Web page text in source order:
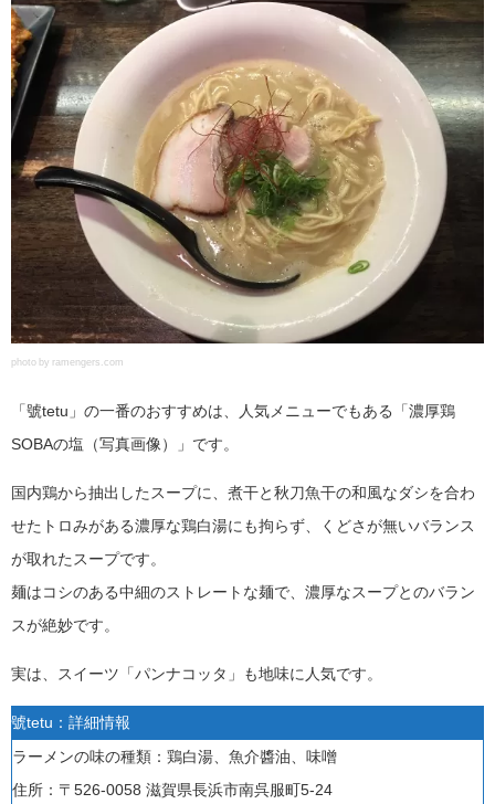
photo by ramengers.com
「號tetu」の一番のおすすめは、人気メニューでもある「濃厚鶏
SOBAの塩（写真画像）」です。
国内鶏から抽出したスープに、煮干と秋刀魚干の和風なダシを合わ
せたトロみがある濃厚な鶏白湯にも拘らず、くどさが無いバランス
が取れたスープです。
麺はコシのある中細のストレートな麺で、濃厚なスープとのバラン
スが絶妙です。
実は、スイーツ「パンナコッタ」も地味に人気です。
號tetu：詳細情報
ラーメンの味の種類：鶏白湯、魚介醬油、味噌
住所：〒526-0058 滋賀県長浜市南呉服町5-24